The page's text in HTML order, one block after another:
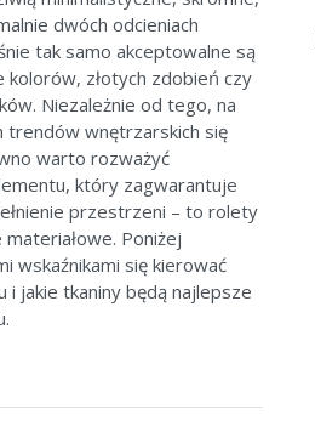
dwóch odcieniach
tak samo akceptowalne są
kolorów, złotych zdobień czy
Niezależnie od tego, na
trendów wnętrzarskich się
warto rozważyć
który zagwarantuje
przestrzeni – to rolety
Poniżej
wskaźnikami się kierować
i jakie tkaniny będą najlepsze